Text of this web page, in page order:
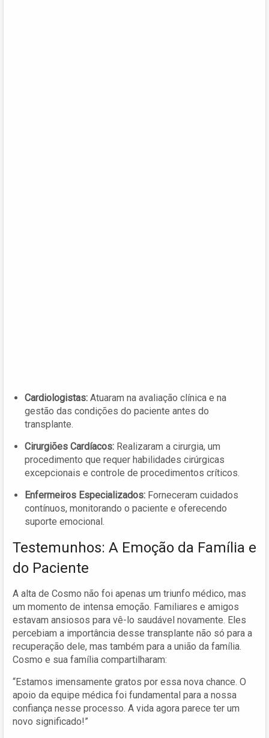
Cardiologistas: Atuaram na avaliação clínica e na
gestão das condições do paciente antes do
transplante.
Cirurgiões Cardíacos: Realizaram a cirurgia, um
procedimento que requer habilidades cirúrgicas
excepcionais e controle de procedimentos críticos.
Enfermeiros Especializados: Forneceram cuidados
contínuos, monitorando o paciente e oferecendo
suporte emocional.
Testemunhos: A Emoção da Família e
do Paciente
A alta de Cosmo não foi apenas um triunfo médico, mas
um momento de intensa emoção. Familiares e amigos
estavam ansiosos para vê-lo saudável novamente. Eles
percebiam a importância desse transplante não só para a
recuperação dele, mas também para a união da família.
Cosmo e sua família compartilharam:
“Estamos imensamente gratos por essa nova chance. O
apoio da equipe médica foi fundamental para a nossa
confiança nesse processo. A vida agora parece ter um
novo significado!”